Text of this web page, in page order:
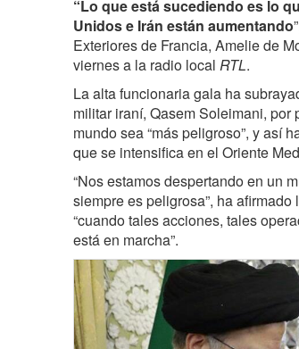
“Lo que está sucediendo es lo
Unidos e Irán están aumentando
Exteriores de Francia, Amelie de
viernes a la radio local RTL.
La alta funcionaria gala ha
militar iraní, Qasem Soleimani,
mundo sea “más peligroso”, y así
que se intensifica en el Oriente
“Nos estamos despertando en un
siempre es peligrosa”, ha
“cuando tales acciones, tales
está en marcha”.